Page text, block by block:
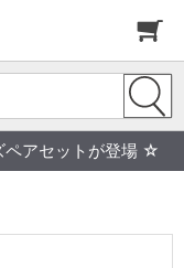
アセットが登場 ☆